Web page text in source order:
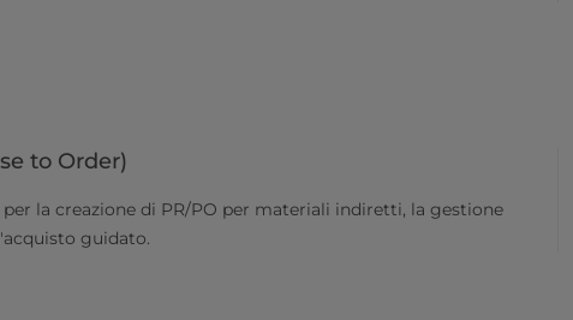
to Order)
la creazione di PR/PO per materiali indiretti, la gestione
guidato.